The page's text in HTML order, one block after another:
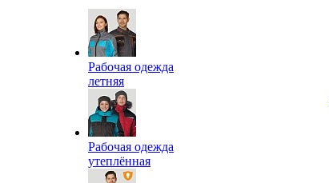
Рабочая одежда
летняя
Рабочая одежда
утеплённая